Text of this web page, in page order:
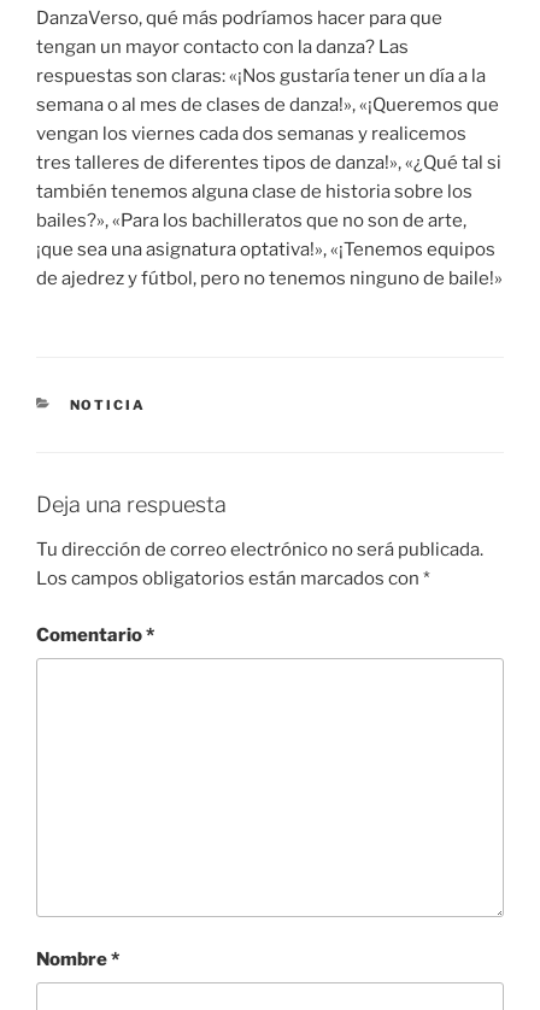
DanzaVerso, qué más podríamos hacer para que
tengan un mayor contacto con la danza? Las
respuestas son claras: «¡Nos gustaría tener un día a la
semana o al mes de clases de danza!», «¡Queremos que
vengan los viernes cada dos semanas y realicemos
tres talleres de diferentes tipos de danza!», «¿Qué tal si
también tenemos alguna clase de historia sobre los
bailes?», «Para los bachilleratos que no son de arte,
¡que sea una asignatura optativa!», «¡Tenemos equipos
de ajedrez y fútbol, pero no tenemos ninguno de baile!»
CATEGORÍAS
NOTICIA
Deja una respuesta
Tu dirección de correo electrónico no será publicada.
Los campos obligatorios están marcados con *
Comentario*
Nombre*